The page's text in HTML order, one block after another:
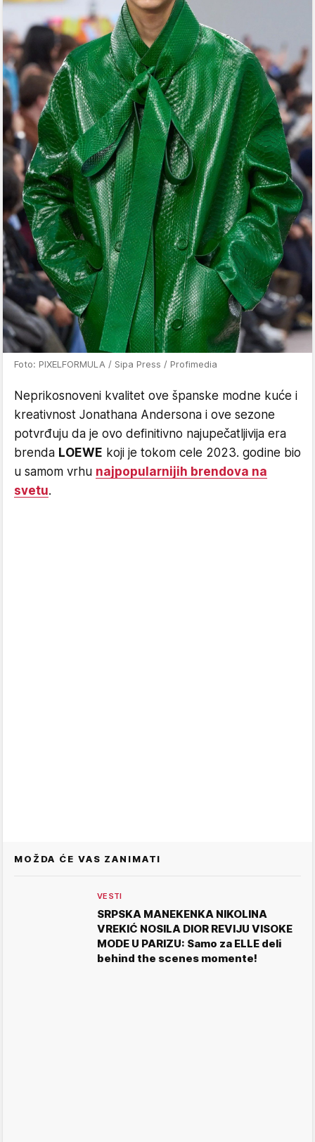
Foto: PIXELFORMULA / Sipa Press / Profimedia
Neprikosnoveni kvalitet ove španske modne kuće i
kreativnost Jonathana Andersona i ove sezone
potvrđuju da je ovo definitivno najupečatljivija era
brenda LOEWE koji je tokom cele 2023. godine bio
u samom vrhu najpopularnijih brendova na
svetu.
MOŽDA ĆE VAS ZANIMATI
VESTI
SRPSKA MANEKENKA NIKOLINA
VREKIĆ NOSILA DIOR REVIJU VISOKE
MODE U PARIZU: Samo za ELLE deli
behind the scenes momente!